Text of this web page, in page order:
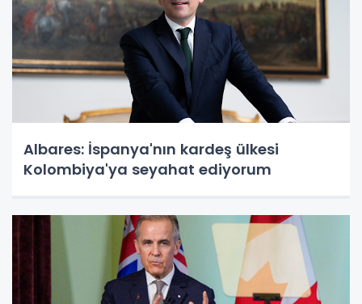
Albares: İspanya'nın kardeş ülkesi
Kolombiya'ya seyahat ediyorum